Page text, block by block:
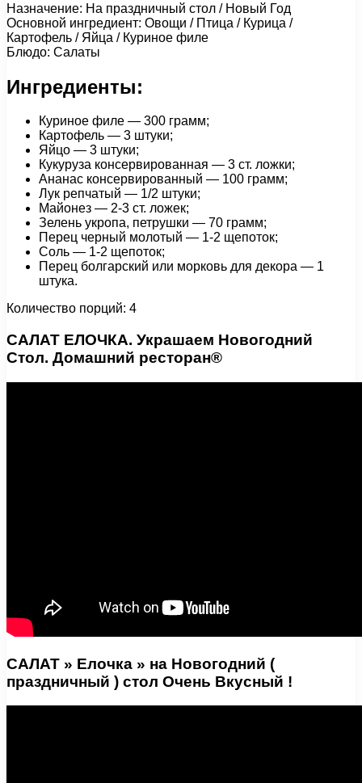
Назначение: На праздничный стол / Новый Год
Основной ингредиент: Овощи / Птица / Курица /
Картофель / Яйца / Куриное филе
Блюдо: Салаты
Ингредиенты:
Куриное филе — 300 грамм;
Картофель — 3 штуки;
Яйцо — 3 штуки;
Кукуруза консервированная — 3 ст. ложки;
Ананас консервированный — 100 грамм;
Лук репчатый — 1/2 штуки;
Майонез — 2-3 ст. ложек;
Зелень укропа, петрушки — 70 грамм;
Перец черный молотый — 1-2 щепоток;
Соль — 1-2 щепоток;
Перец болгарский или морковь для декора — 1
штука.
Количество порций: 4
САЛАТ ЕЛОЧКА. Украшаем Новогодний
Стол. Домашний ресторан®
САЛАТ » Елочка » на Новогодний (
праздничный ) стол Очень Вкусный !